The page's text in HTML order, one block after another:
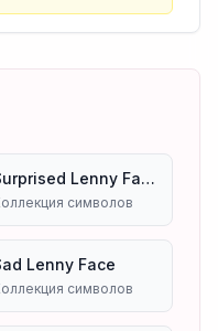
Surprised Lenny Face
символов
Lenny Face
символов